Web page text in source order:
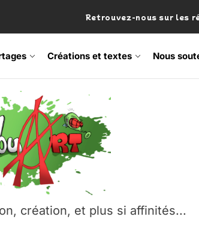
Retrouvez-nous sur les
Créations et textes Nous
création, et plus si affinités...
21 mai (Lyon)
juillet (Vaulx-en-Velin)
Michaël Moretti & Pierre Lacôte